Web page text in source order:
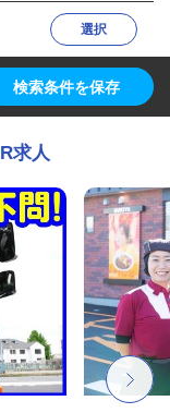
選択
検索条件を保存
求人